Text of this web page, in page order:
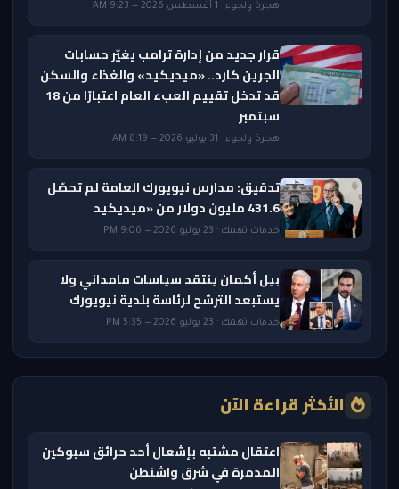
هجرة ولجوء · 1 أغسطس 2026 — 9:23 AM
قرار جديد من إدارة ترامب يغيّر حسابات
الجرين كارد.. «ميديكيد» والغذاء والسكن
قد تدخل تقييم العبء العام اعتبارًا من 18
سبتمبر
هجرة ولجوء · 31 يوليو 2026 — 8:19 AM
تدقيق: مدارس نيويورك العامة لم تحصّل
431.6 مليون دولار من «ميديكيد
خدمات تهمك · 23 يوليو 2026 — 9:06 PM
بيل أكمان ينتقد سياسات مامداني ولا
يستبعد الترشح لرئاسة بلدية نيويورك
خدمات تهمك · 23 يوليو 2026 — 5:35 PM
الأكثر قراءة الآن
اعتقال مشتبه بإشعال أحد حرائق سبوكين
المدمرة في شرق واشنطن